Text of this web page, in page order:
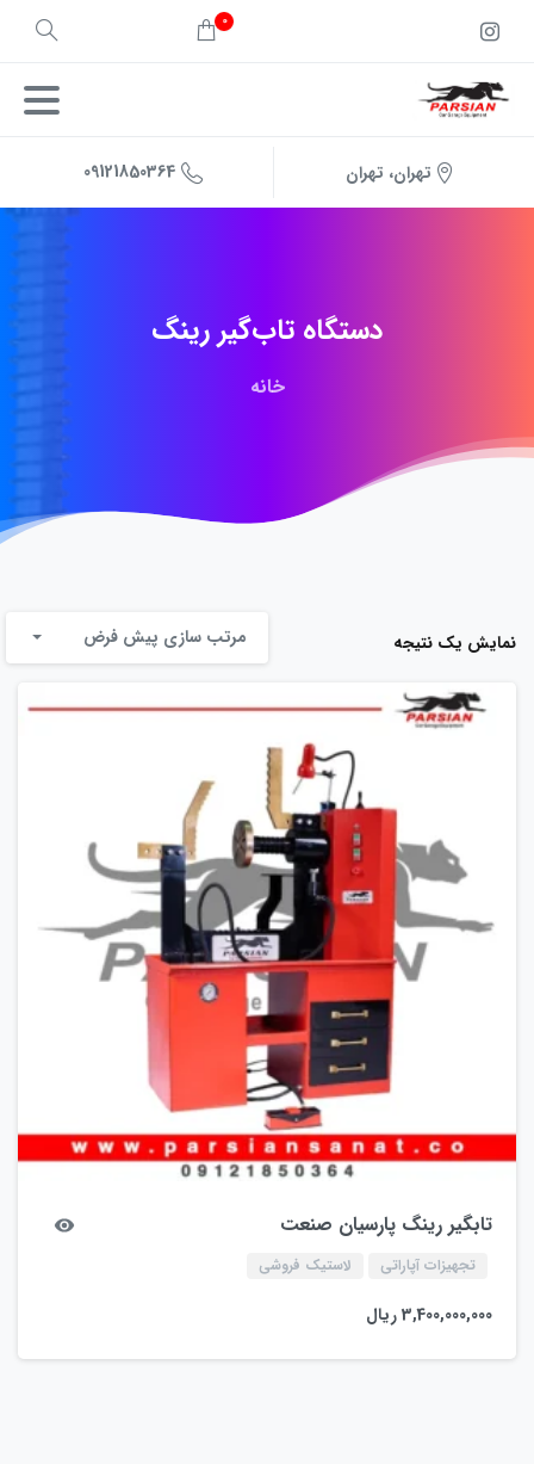
0
تهران، تهران 09121850364
دستگاه تاب‌گیر رینگ
خانه
نمایش یک نتیجه مرتب سازی پیش فرض
تابگیر رینگ پارسیان صنعت
تجهیزات آپاراتی لاستیک فروشی
3,400,000,000ریال